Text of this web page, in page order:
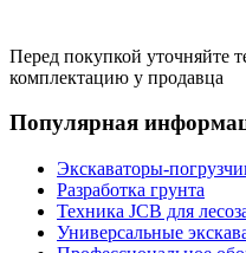
Перед покупкой уточняйте
комплектацию у продавца
Популярная
Экскаваторы-
Разработка грунта
Техника JCB для
Универсальные